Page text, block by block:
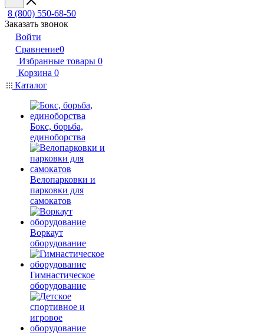
8 (800) 550-68-50
Заказать звонок
Войти
Сравнение0
Избранные товары 0
Корзина 0
Каталог
Бокс, борьба,
единоборства
Велопарковки и
парковки для
самокатов
Воркаут
оборудование
Гимнастическое
оборудование